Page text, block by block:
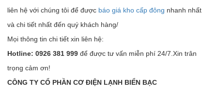
liên hệ với chúng tôi để được báo giá kho cấp đông nhanh nhất
và chi tiết nhất đến quý khách hàng/
Mọi thông tin chi tiết xin liên hệ:
Hotline: 0926 381 999 để được tư vấn miễn phí 24/7.Xin trân
trọng cảm ơn!
CÔNG TY CỔ PHẦN CƠ ĐIỆN LẠNH BIỂN BẠC